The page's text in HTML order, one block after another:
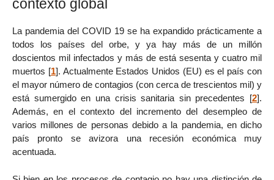
contexto global
La pandemia del COVID 19 se ha expandido prácticamente a
todos los países del orbe, y ya hay más de un millón
doscientos mil infectados y más de está sesenta y cuatro mil
muertos [1]. Actualmente Estados Unidos (EU) es el país con
el mayor número de contagios (con cerca de trescientos mil) y
está sumergido en una crisis sanitaria sin precedentes [2].
Además, en el contexto del incremento del desempleo de
varios millones de personas debido a la pandemia, en dicho
país pronto se avizora una recesión económica muy
acentuada.